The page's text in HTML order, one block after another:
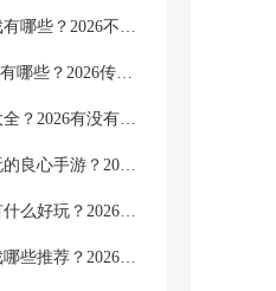
不氪金的卡牌游戏有哪些？2026不用氪金的卡牌游戏精选
传奇1.76精品版的有哪些？2026传奇1.76精品版下载推荐
好玩的破解游戏大全？2026有没有好玩的破解游戏排行榜
有没有不充钱耐玩的良心手游？2026耐玩不充钱的良心手游推荐
超级变态的游戏有什么好玩？2026玩法超级变态的游戏下载汇总
花钱少的网页游戏哪些推荐？2026少花钱的网页游戏合集